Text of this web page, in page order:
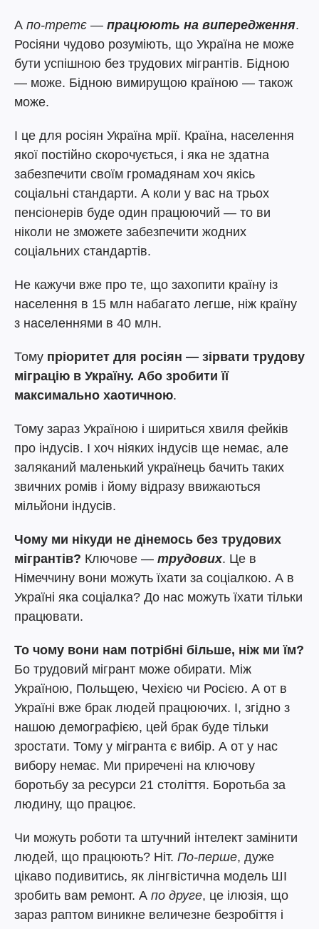
А по-третє — працюють на випередження.
Росіяни чудово розуміють, що Україна не може
бути успішною без трудових мігрантів. Бідною
— може. Бідною вимирущою країною — також
може.
І це для росіян Україна мрії. Країна, населення
якої постійно скорочується, і яка не здатна
забезпечити своїм громадянам хоч якісь
соціальні стандарти. А коли у вас на трьох
пенсіонерів буде один працюючий — то ви
ніколи не зможете забезпечити жодних
соціальних стандартів.
Не кажучи вже про те, що захопити країну із
населення в 15 млн набагато легше, ніж країну
з населеннями в 40 млн.
Тому пріоритет для росіян — зірвати трудову
міграцію в Україну. Або зробити її
максимально хаотичною.
Тому зараз Україною і шириться хвиля фейків
про індусів. І хоч ніяких індусів ще немає, але
заляканий маленький українець бачить таких
звичних ромів і йому відразу ввижаються
мільйони індусів.
Чому ми нікуди не дінемось без трудових
мігрантів? Ключове — трудових. Це в
Німеччину вони можуть їхати за соціалкою. А в
Україні яка соціалка? До нас можуть їхати тільки
працювати.
То чому вони нам потрібні більше, ніж ми їм?
Бо трудовий мігрант може обирати. Між
Україною, Польщею, Чехією чи Росією. А от в
Україні вже брак людей працюючих. І, згідно з
нашою демографією, цей брак буде тільки
зростати. Тому у мігранта є вибір. А от у нас
вибору немає. Ми приречені на ключову
боротьбу за ресурси 21 століття. Боротьба за
людину, що працює.
Чи можуть роботи та штучний інтелект замінити
людей, що працюють? Ніт. По-перше, дуже
цікаво подивитись, як лінгвістична модель ШІ
зробить вам ремонт. А по друге, це ілюзія, що
зараз раптом виникне величезне безробіття і